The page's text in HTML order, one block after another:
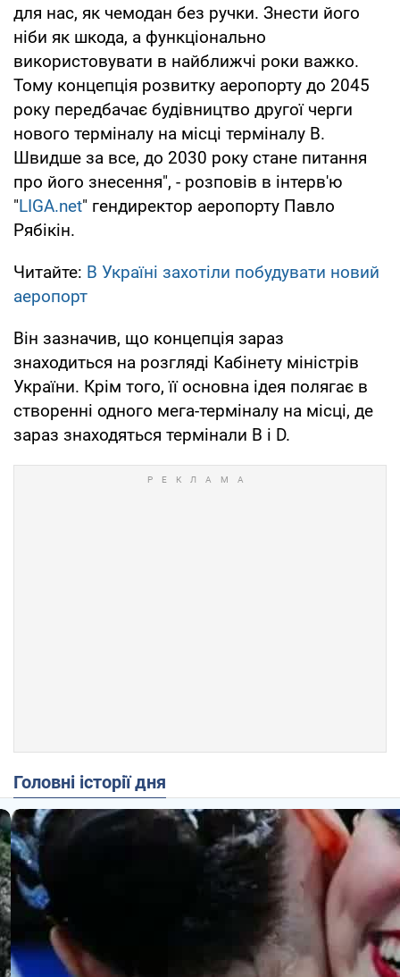
для нас, як чемодан без ручки. Знести його
ніби як шкода, а функціонально
використовувати в найближчі роки важко.
Тому концепція розвитку аеропорту до 2045
року передбачає будівництво другої черги
нового терміналу на місці терміналу В.
Швидше за все, до 2030 року стане питання
про його знесення", - розповів в інтерв'ю
"LIGA.net" гендиректор аеропорту Павло
Рябікін.
Читайте: В Україні захотіли побудувати новий
аеропорт
Він зазначив, що концепція зараз
знаходиться на розгляді Кабінету міністрів
України. Крім того, її основна ідея полягає в
створенні одного мега-терміналу на місці, де
зараз знаходяться термінали B і D.
Головні історії дня